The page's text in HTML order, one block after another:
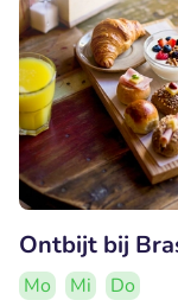
Ontbijt bij
Mo Mi
Do